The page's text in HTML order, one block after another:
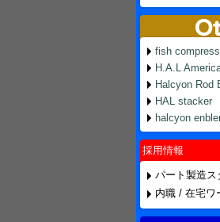
fish
H.A.L
Halcyon Rod
HAL stacker
halcyon
採用情報
パート製造ス
内職 / 在宅ワ